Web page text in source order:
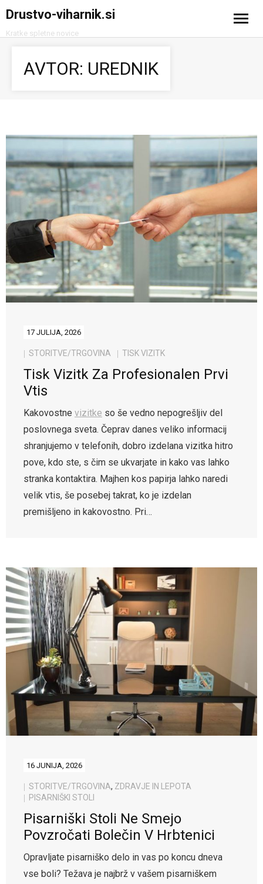
Drustvo-viharnik.si
Kratke spletne novice
Turizem
AVTOR: UREDNIK
17 JULIJA, 2026
STORITVE/TRGOVINA TISK VIZITK
Tisk Vizitk Za Profesionalen Prvi
Vtis
Kakovostne vizitke so še vedno nepogrešljiv del
poslovnega sveta. Čeprav danes veliko informacij
shranjujemo v telefonih, dobro izdelana vizitka hitro
pove, kdo ste, s čim se ukvarjate in kako vas lahko
stranka kontaktira. Majhen kos papirja lahko naredi
velik vtis, še posebej takrat, ko je izdelan
premišljeno in kakovostno. Pri…
16 JUNIJA, 2026
STORITVE/TRGOVINA, ZDRAVJE IN LEPOTA
PISARNIŠKI STOLI
Pisarniški Stoli Ne Smejo
Povzročati Bolečin V Hrbtenici
Opravljate pisarniško delo in vas po koncu dneva
vse boli? Težava je najbrž v vašem pisarniškem